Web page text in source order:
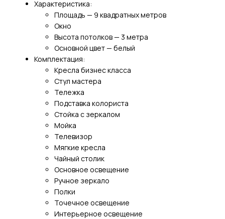
Характеристика:
Площадь — 9 квадратных метров
Окно
Высота потолков — 3 метра
Основной цвет — белый
Комплектация:
Кресла бизнес класса
Стул мастера
Тележка
Подставка колориста
Стойка с зеркалом
Мойка
Телевизор
Мягкие кресла
Чайный столик
Основное освещение
Ручное зеркало
Полки
Точечное освещение
Интерьерное освещение